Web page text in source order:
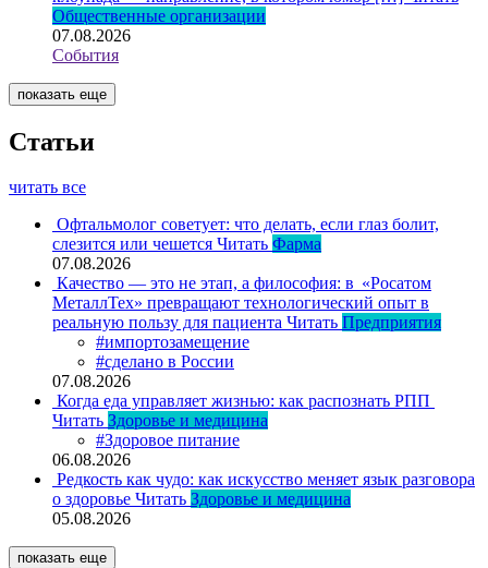
Общественные организации
07.08.2026
События
показать еще
Статьи
читать все
Офтальмолог советует: что делать, если глаз болит,
слезится или чешется Читать Фарма
07.08.2026
Качество — это не этап, а философия: в «Росатом
МеталлТех» превращают технологический опыт в
реальную пользу для пациента Читать Предприятия
#импортозамещение
#сделано в России
07.08.2026
Когда еда управляет жизнью: как распознать РПП
Читать Здоровье и медицина
#Здоровое питание
06.08.2026
Редкость как чудо: как искусство меняет язык разговора
о здоровье Читать Здоровье и медицина
05.08.2026
показать еще